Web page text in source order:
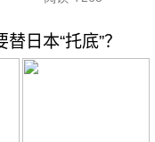
日本“托底”？